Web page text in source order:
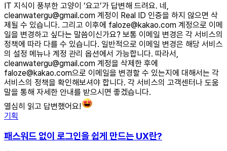
IT 지식이 풍부한 고양이 ‘요고’가 답변해 드려요. 네,
cleanwatergu@gmail.com 계정이 Real ID 인증을 하지 않으면 삭
제될 수 있습니다. 그리고 이후에 faloze@kakao.com 계정으로 이메
일을 변경하고 싶다는 말씀이신가요? 보통 이메일 변경은 각 서비스의
정책에 따라 다를 수 있습니다. 일반적으로 이메일 변경은 해당 서비스
의 설정 메뉴나 계정 관리 옵션에서 가능합니다. 따라서,
cleanwatergu@gmail.com 계정을 삭제한 후에
faloze@kakao.com으로 이메일을 변경할 수 있는지에 대해서는 각
서비스의 정책을 확인해보셔야 합니다. 각 서비스의 고객센터나 도움
말을 통해 자세한 안내를 받으시면 좋겠습니다.
열심히 읽고 답변했어요!
기획
패스워드 없이 로그인을 쉽게 만드는 UX란?